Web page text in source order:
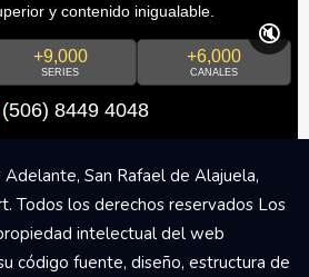
y contenido inigualable.
+9,000
SERIES
+6,000
CANALES
(506) 8449 4048
🔇
San Rafael de Alajuela,
Todos los derechos reservados Los
intelectual del web
código fuente, diseño, estructura de